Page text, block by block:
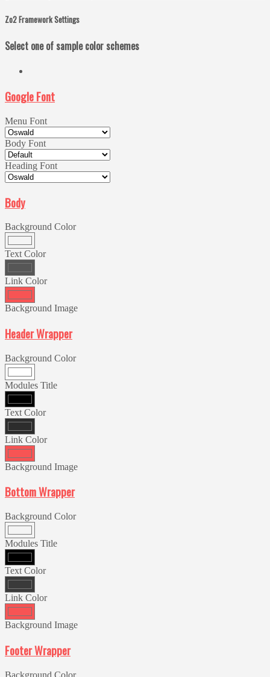
Zo2 Framework Settings
Select one of sample color schemes
Google Font
Menu Font
Body Font
Heading Font
Body
Background Color
Text Color
Link Color
Background Image
Header Wrapper
Background Color
Modules Title
Text Color
Link Color
Background Image
Bottom Wrapper
Background Color
Modules Title
Text Color
Link Color
Background Image
Footer Wrapper
Background Color